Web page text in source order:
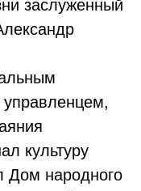
заслуженный
культуру
Дом народного